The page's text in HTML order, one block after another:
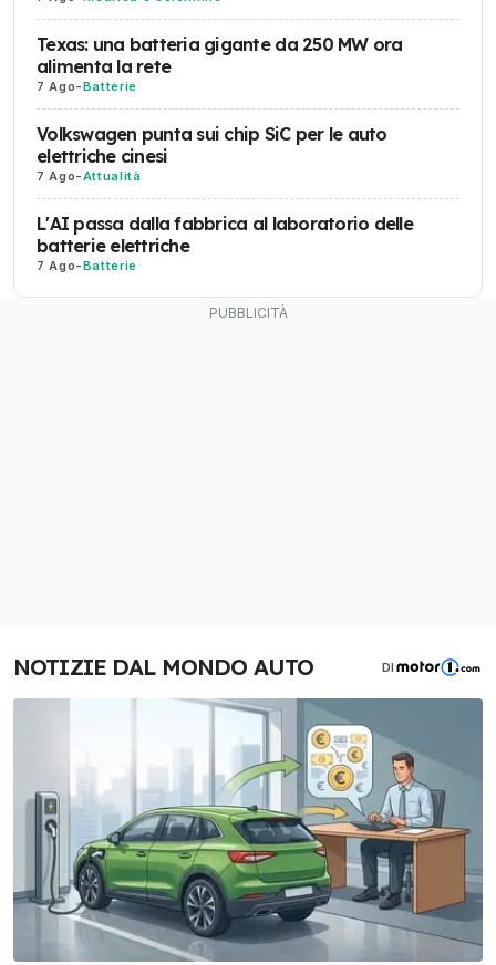
Texas: una batteria gigante da 250 MW ora
alimenta la rete
7 Ago-Batterie
Volkswagen punta sui chip SiC per le auto
elettriche cinesi
7 Ago-Attualità
L'AI passa dalla fabbrica al laboratorio delle
batterie elettriche
7 Ago-Batterie
NOTIZIE DAL MONDO AUTO DI